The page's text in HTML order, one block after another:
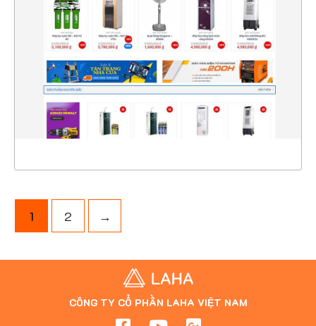
CHI TIẾT
XEM THỰC TẾ
1 2 →
CÔNG TY CỔ PHẦN LAHA VIỆT NAM